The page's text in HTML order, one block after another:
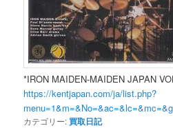
*IRON MAIDEN-MAIDEN JAPAN
https://kentjapan.com/ja/list.php?
カテゴリー: 買取日記